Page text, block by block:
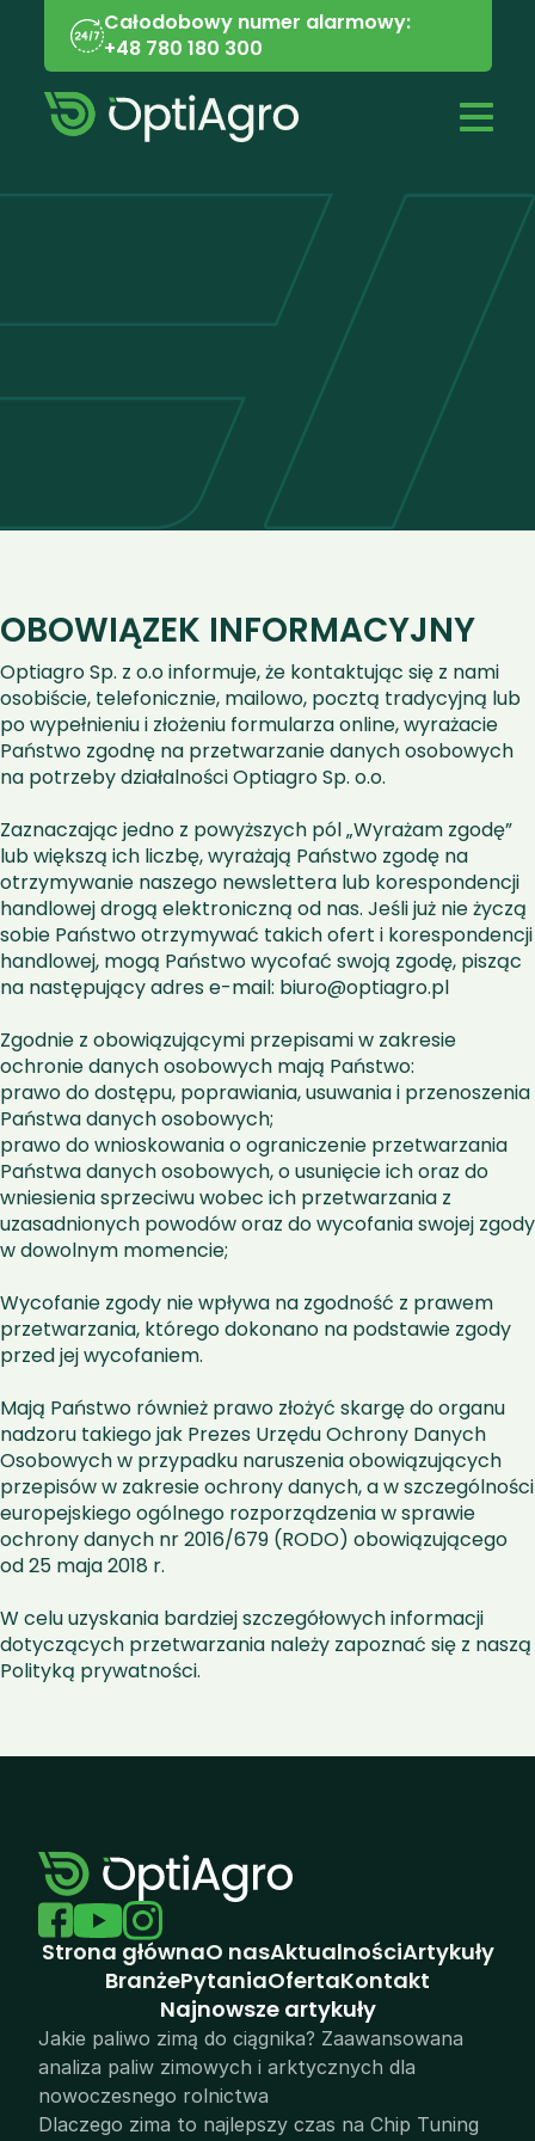
Całodobowy numer alarmowy:
+48 780 180 300
OBOWIĄZEK INFORMACYJNY
Optiagro Sp. z o.o informuje, że kontaktując się z nami
osobiście, telefonicznie, mailowo, pocztą tradycyjną lub
po wypełnieniu i złożeniu formularza online, wyrażacie
Państwo zgodnę na przetwarzanie danych osobowych
na potrzeby działalności Optiagro Sp. o.o.
Zaznaczając jedno z powyższych pól „Wyrażam zgodę”
lub większą ich liczbę, wyrażają Państwo zgodę na
otrzymywanie naszego newslettera lub korespondencji
handlowej drogą elektroniczną od nas. Jeśli już nie życzą
sobie Państwo otrzymywać takich ofert i korespondencji
handlowej, mogą Państwo wycofać swoją zgodę, pisząc
na następujący adres e-mail: biuro@optiagro.pl
Zgodnie z obowiązującymi przepisami w zakresie
ochronie danych osobowych mają Państwo:
prawo do dostępu, poprawiania, usuwania i przenoszenia
Państwa danych osobowych;
prawo do wnioskowania o ograniczenie przetwarzania
Państwa danych osobowych, o usunięcie ich oraz do
wniesienia sprzeciwu wobec ich przetwarzania z
uzasadnionych powodów oraz do wycofania swojej zgody
w dowolnym momencie;
Wycofanie zgody nie wpływa na zgodność z prawem
przetwarzania, którego dokonano na podstawie zgody
przed jej wycofaniem.
Mają Państwo również prawo złożyć skargę do organu
nadzoru takiego jak Prezes Urzędu Ochrony Danych
Osobowych w przypadku naruszenia obowiązujących
przepisów w zakresie ochrony danych, a w szczególności
europejskiego ogólnego rozporządzenia w sprawie
ochrony danych nr 2016/679 (RODO) obowiązującego
od 25 maja 2018 r.
W celu uzyskania bardziej szczegółowych informacji
dotyczących przetwarzania należy zapoznać się z naszą
Polityką prywatności.
Strona głównaO nasAktualnościArtykuły
BranżePytaniaOfertaKontakt
Najnowsze artykuły
Jakie paliwo zimą do ciągnika? Zaawansowana
analiza paliw zimowych i arktycznych dla
nowoczesnego rolnictwa
Dlaczego zima to najlepszy czas na Chip Tuning